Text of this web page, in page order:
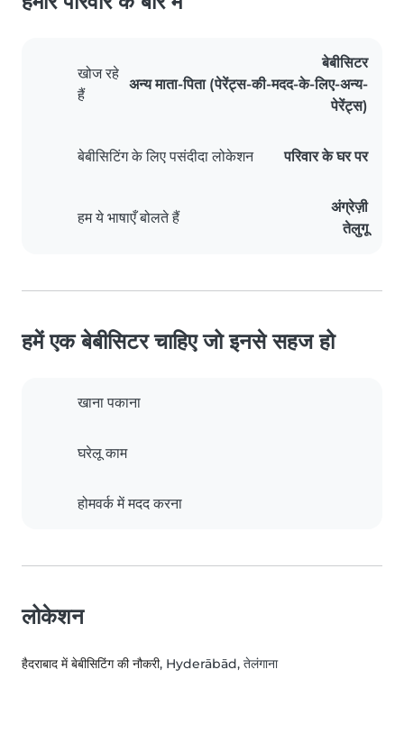
खोज रहे
हैं
बेबीसिटर
अन्य माता-पिता (पेरेंट्स-की-मदद-के-लिए-अन्य-
पेरेंट्स)
बेबीसिटिंग के लिए पसंदीदा लोकेशन परिवार के घर पर
हम ये भाषाएँ बोलते हैं
अंग्रेज़ी
तेलुगू
हमें एक बेबीसिटर चाहिए जो इनसे सहज हो
खाना पकाना
घरेलू काम
होमवर्क में मदद करना
लोकेशन
हैदराबाद में बेबीसिटिंग की नौकरी, Hyderābād, तेलंगाना